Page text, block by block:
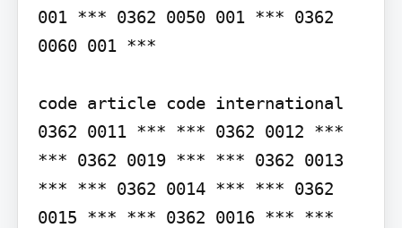
001 *** 0362 0050 001 *** 0362
0060 001 ***
code article code international
0362 0011 *** *** 0362 0012 ***
*** 0362 0019 *** *** 0362 0013
*** *** 0362 0014 *** *** 0362
0015 *** *** 0362 0016 *** ***